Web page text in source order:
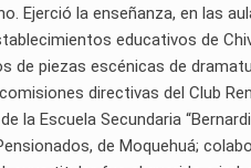
Ejerció la enseñanza, en las
educativos de
de piezas escénicas de
directivas del Club
la Escuela Secundaria
de Moquehuá;